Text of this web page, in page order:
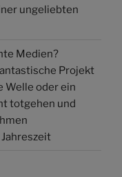
ungeliebten
Medien?
Projekt
Welle oder ein
totgehen und